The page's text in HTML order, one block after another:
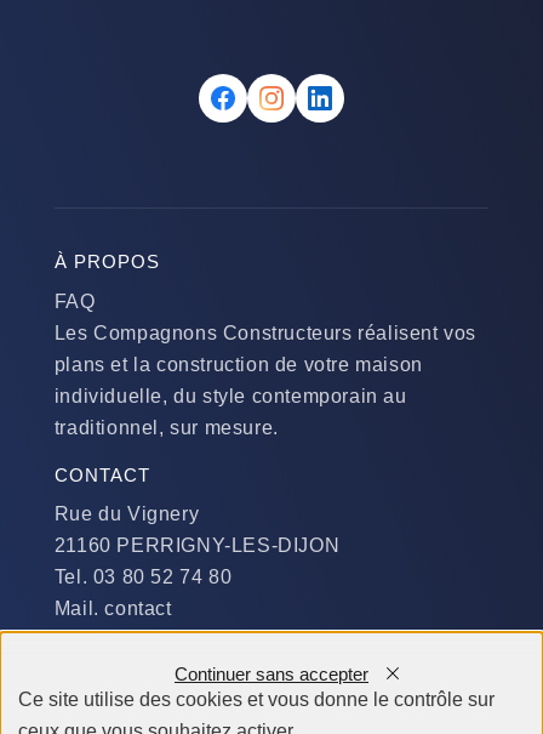
À PROPOS
FAQ
Les Compagnons Constructeurs réalisent vos
plans et la construction de votre maison
individuelle, du style contemporain au
traditionnel, sur mesure.
CONTACT
Rue du Vignery
21160 PERRIGNY-LES-DIJON
Tel. 03 80 52 74 80
Mail. contact
Du Lundi au Jeudi :
​de 9 h à 12 h et de 14 h à 19 h
Ce site utilise des cookies et vous donne le contrôle sur
Continuer sans accepter